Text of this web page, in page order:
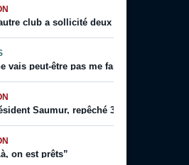
club a sollicité deux fois un
vais peut-être pas me faire des amis
Saumur, repêché 3 fois de suite)
on est prêts”